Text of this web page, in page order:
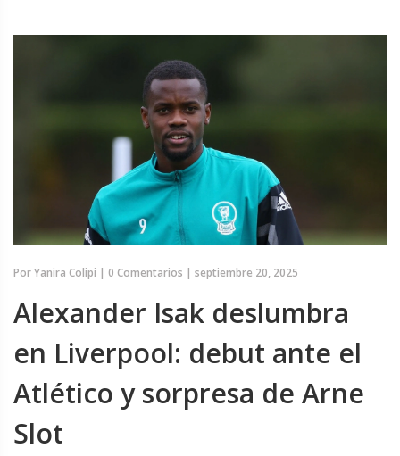
PorYanira Colipi | 0 Comentarios | septiembre 20, 2025
Alexander Isak deslumbra
en Liverpool: debut ante el
Atlético y sorpresa de Arne
Slot